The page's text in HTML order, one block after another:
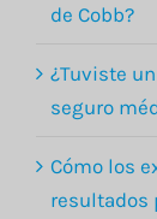
de Cobb?
¿Tuviste
seguro
Cómo los
resultados